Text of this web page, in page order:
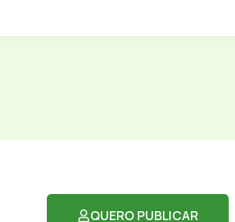
QUERO PUBLICAR